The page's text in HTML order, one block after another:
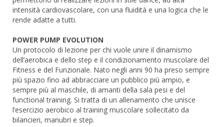
intensità cardiovascolare, con una fluidità e una logica che le
rende adatte a tutti.
POWER PUMP EVOLUTION
Un protocolo di lezione per chi vuole unire il dinamismo
dell’aerobica e dello step e il condizionamento muscolare del
Fitness e del Funzionale. Nato negli anni 90 ha preso sempre
più spazio fino ad abbracciare un pubblico più ampio, e
sempre più al maschile, di amanti della sala pesi e del
functional training. Si tratta di un allenamento che unisce
l’esercizio aerobico al training muscolare sollecitato da
bilancieri, manubri e step.